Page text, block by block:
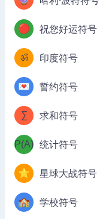
🔴 祝您好运符号
ॐ 印度符号
💌 誓约符号
∑ 求和符号
P(A) 统计符号
⭐ 星球大战符号
🏫 学校符号